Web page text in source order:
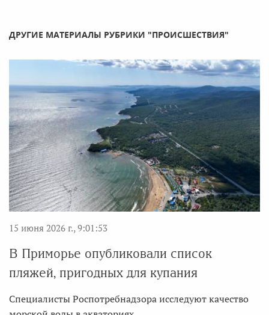
ДРУГИЕ МАТЕРИАЛЫ РУБРИКИ "ПРОИСШЕСТВИЯ"
15 июня 2026 г., 9:01:53
В Приморье опубликовали список
пляжей, пригодных для купания
Специалисты Роспотребнадзора исследуют качество